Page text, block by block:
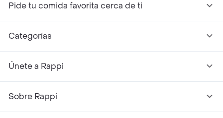
Pide tu comida favorita cerca de ti
Categorías
Únete a Rappi
Sobre Rappi